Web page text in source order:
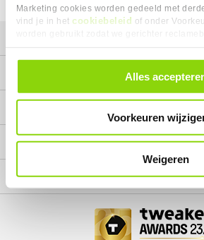
Marketing cookies worden gedeeld met
vind je in het cookiebeleid of onder
alle cookies. Je kunt je gegeven
door in de footer van onze website te klikken
Alles
Voorkeuren
Weigeren
Megekko
Categorieën